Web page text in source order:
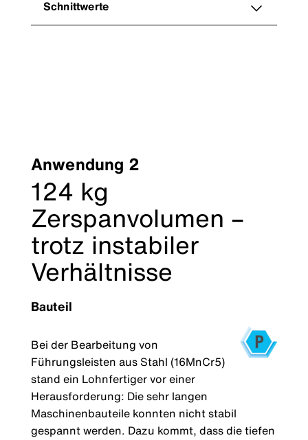
Schnittwerte
Anwendung 2
124 kg
Zerspanvolumen –
trotz instabiler
Verhältnisse
Bauteil
Bei der Bearbeitung von
Führungsleisten aus Stahl (16MnCr5)
stand ein Lohnfertiger vor einer
Herausforderung: Die sehr langen
Maschinenbauteile konnten nicht stabil
gespannt werden. Dazu kommt, dass die tiefen